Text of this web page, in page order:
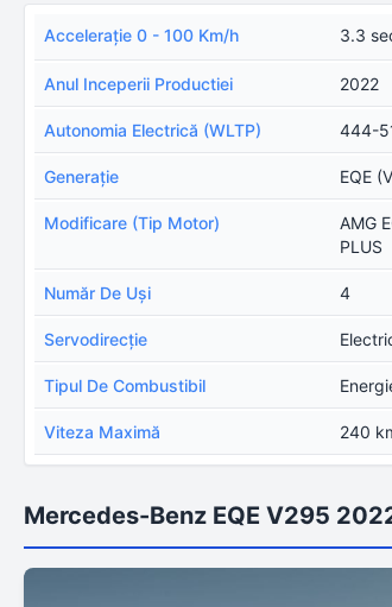
Acceleraţie 0 - 100 Km/h 3.3
Anul Inceperii Productiei 2022
Autonomia Electrică (WLTP) 444-
Generație EQE
Modificare (Tip Motor)
AMG
PLUS
Număr De Uşi 4
Servodirecţie
Tipul De Combustibil
Viteza Maximă 240
Mercedes-Benz EQE V295